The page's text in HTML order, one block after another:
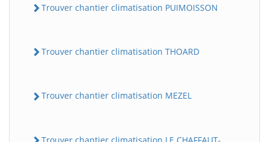
Trouver chantier climatisation PUIMOISSON
Trouver chantier climatisation THOARD
Trouver chantier climatisation MEZEL
Trouver chantier climatisation LE CHAFFAUT-